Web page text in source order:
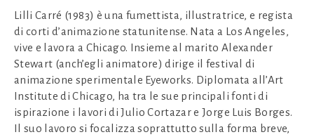
Lilli Carré (1983) è una fumettista, illustratrice, e regista
di corti d’animazione statunitense. Nata a Los Angeles,
vive e lavora a Chicago. Insieme al marito Alexander
Stewart (anch’egli animatore) dirige il festival di
animazione sperimentale Eyeworks. Diplomata all’Art
Institute di Chicago, ha tra le sue principali fonti di
ispirazione i lavori di Julio Cortazar e Jorge Luis Borges.
Il suo lavoro si focalizza soprattutto sulla forma breve,